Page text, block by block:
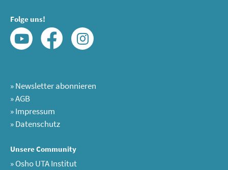
Folge uns!
»Newsletter abonnieren
»AGB
»Impressum
»Datenschutz
Unsere Community
»Osho UTA Institut